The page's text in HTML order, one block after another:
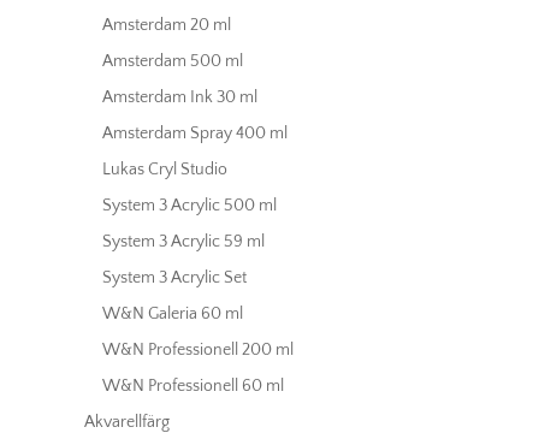
Amsterdam 20 ml
Amsterdam 500 ml
Amsterdam Ink 30 ml
Amsterdam Spray 400 ml
Lukas Cryl Studio
System 3 Acrylic 500 ml
System 3 Acrylic 59 ml
System 3 Acrylic Set
W&N Galeria 60 ml
W&N Professionell 200 ml
W&N Professionell 60 ml
Akvarellfärg